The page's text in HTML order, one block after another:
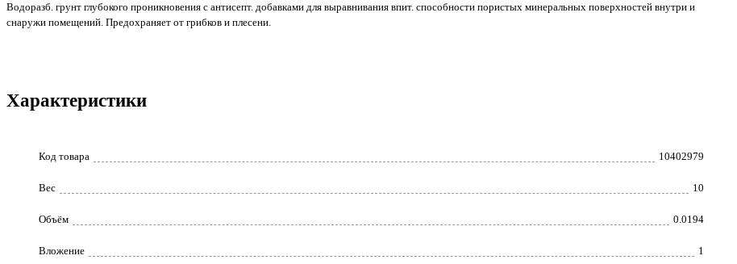
Водоразб. грунт глубокого проникновения с антисепт. добавками для выравнивания впит. способности пористых минеральных поверхностей внутри и
снаружи помещений. Предохраняет от грибков и плесени.
Характеристики
Код товара 10402979
Вес 10
Объём 0.0194
Вложение 1